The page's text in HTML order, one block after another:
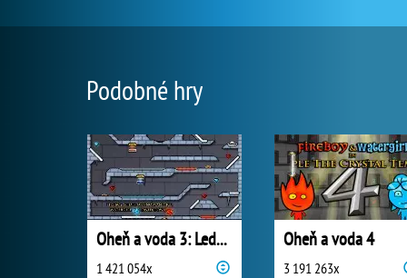
Podobné hry
Oheň a voda 3: Ledový chrám
1 421 054x
Oheň a voda 4
3 191 263x